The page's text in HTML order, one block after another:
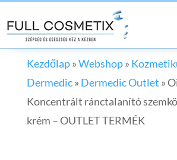
Kezdőlap»Webshop»
Dermedic» Dermedic Outlet »
Koncentrált ránctalanító
krém – OUTLET TERMÉK